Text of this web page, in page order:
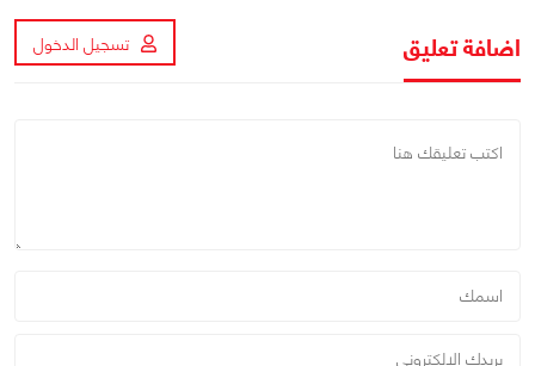
اضافة تعليق تسجيل الدخول